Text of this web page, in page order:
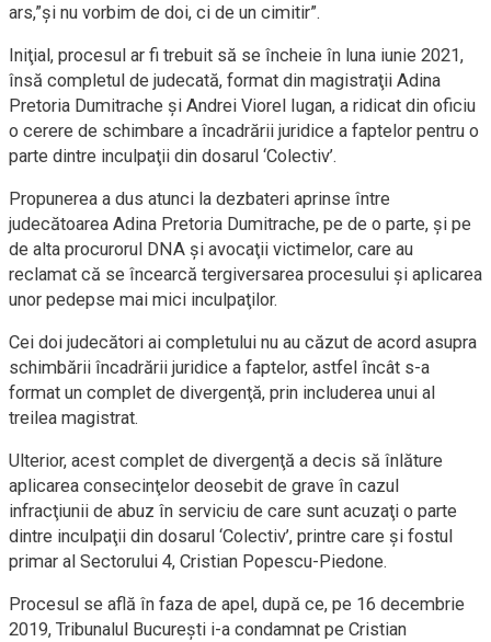
ars,”şi nu vorbim de doi, ci de un cimitir”.
Iniţial, procesul ar fi trebuit să se încheie în luna iunie 2021,
însă completul de judecată, format din magistraţii Adina
Pretoria Dumitrache şi Andrei Viorel Iugan, a ridicat din oficiu
o cerere de schimbare a încadrării juridice a faptelor pentru o
parte dintre inculpaţii din dosarul ‘Colectiv’.
Propunerea a dus atunci la dezbateri aprinse între
judecătoarea Adina Pretoria Dumitrache, pe de o parte, şi pe
de alta procurorul DNA şi avocaţii victimelor, care au
reclamat că se încearcă tergiversarea procesului şi aplicarea
unor pedepse mai mici inculpaţilor.
Cei doi judecători ai completului nu au căzut de acord asupra
schimbării încadrării juridice a faptelor, astfel încât s-a
format un complet de divergenţă, prin includerea unui al
treilea magistrat.
Ulterior, acest complet de divergenţă a decis să înlăture
aplicarea consecinţelor deosebit de grave în cazul
infracţiunii de abuz în serviciu de care sunt acuzaţi o parte
dintre inculpaţii din dosarul ‘Colectiv’, printre care şi fostul
primar al Sectorului 4, Cristian Popescu-Piedone.
Procesul se află în faza de apel, după ce, pe 16 decembrie
2019, Tribunalul Bucureşti i-a condamnat pe Cristian